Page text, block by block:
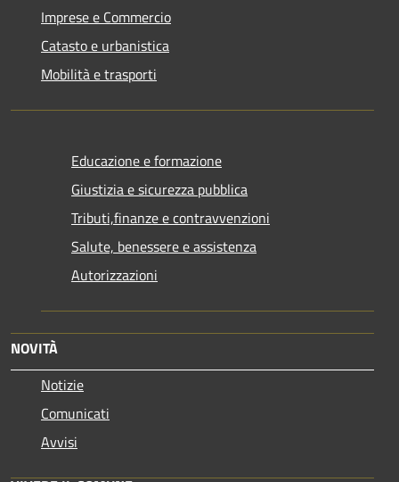
Imprese e Commercio
Catasto e urbanistica
Mobilità e trasporti
Educazione e formazione
Giustizia e sicurezza pubblica
Tributi,finanze e contravvenzioni
Salute, benessere e assistenza
Autorizzazioni
NOVITÀ
Notizie
Comunicati
Avvisi